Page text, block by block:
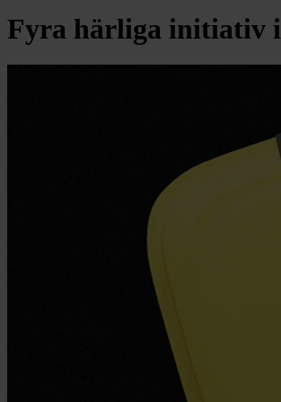
Fyra härliga initiativ